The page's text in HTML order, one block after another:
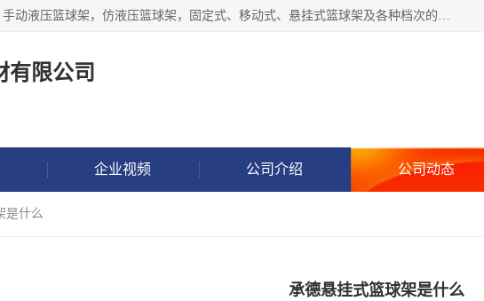
公司主做室内体育场馆木地板翻新，生产电动、手动液压篮球架，仿液压篮球架，固定式、移动式、悬挂式篮球架及各种档次的篮球板，乒乓球台、网球柱、排球柱、羽毛球柱、足球门，各种体操、田径器材等体育器材。
有限公司
企业视频 公司介绍 公司动态
是什么
承德悬挂式篮球架是什么